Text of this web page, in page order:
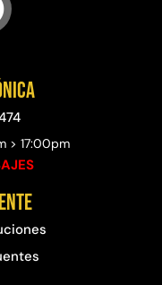
> 17:00pm